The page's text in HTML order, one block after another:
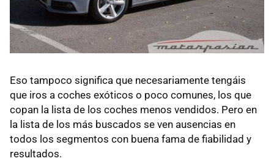
Eso tampoco significa que necesariamente tengáis
que iros a coches exóticos o poco comunes, los que
copan la lista de los coches menos vendidos. Pero en
la lista de los más buscados se ven ausencias en
todos los segmentos con buena fama de fiabilidad y
resultados.